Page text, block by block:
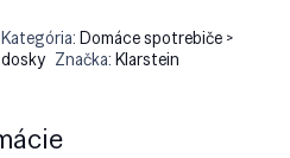
Kategória:Domáce spotrebiče >
Značka:Klarstein